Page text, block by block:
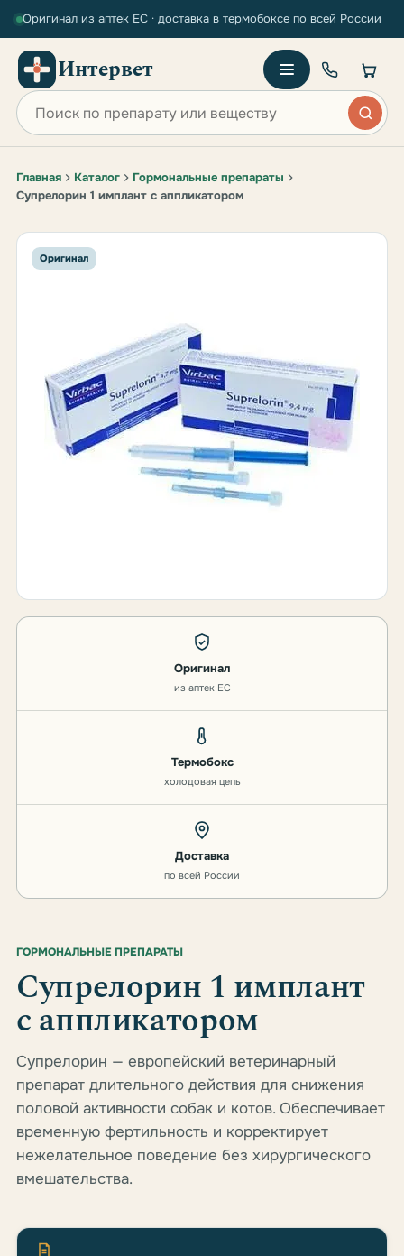
Оригинал из аптек ЕС · доставка в термобоксе по всей России
Интервет
Поиск по сайту
Главная Каталог
Гормональные препараты
Супрелорин 1 имплант c аппликатором
Оригинал
Оригинал
из аптек ЕС
Термобокс
холодовая цепь
Доставка
по всей России
ГОРМОНАЛЬНЫЕ ПРЕПАРАТЫ
Супрелорин 1 имплант
c аппликатором
Супрелорин — европейский ветеринарный
препарат длительного действия для снижения
половой активности собак и котов. Обеспечивает
временную фертильность и корректирует
нежелательное поведение без хирургического
вмешательства.